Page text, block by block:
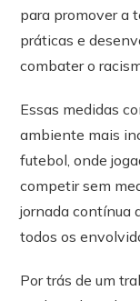
para promover a
práticas e
combater o
Essas medidas
ambiente mais
futebol, onde
competir sem
jornada contínua
todos os
Por trás de um